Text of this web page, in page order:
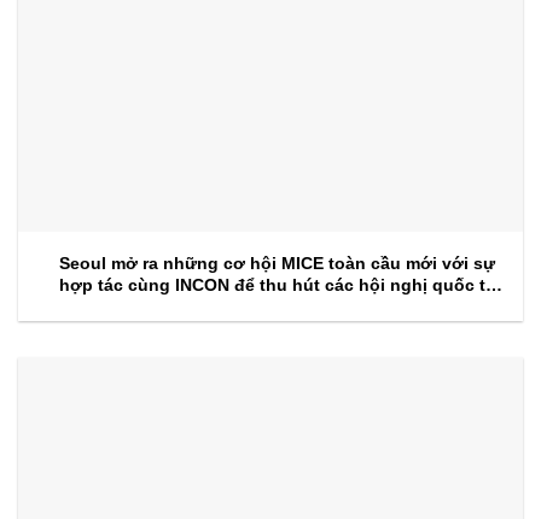
Seoul mở ra những cơ hội MICE toàn cầu mới với sự
hợp tác cùng INCON để thu hút các hội nghị quốc tế